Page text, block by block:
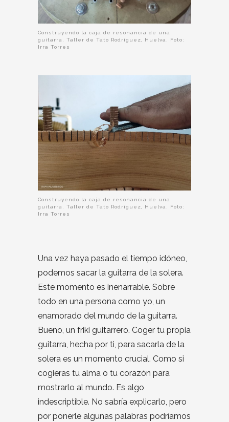
Construyendo la caja de resonancia de una
guitarra. Taller de Tato Rodríguez, Huelva. Foto:
Irra Torres
Construyendo la caja de resonancia de una
guitarra. Taller de Tato Rodríguez, Huelva. Foto:
Irra Torres
Una vez haya pasado el tiempo idóneo,
podemos sacar la guitarra de la solera.
Este momento es inenarrable. Sobre
todo en una persona como yo, un
enamorado del mundo de la guitarra.
Bueno, un friki guitarrero. Coger tu propia
guitarra, hecha por ti, para sacarla de la
solera es un momento crucial. Como si
cogieras tu alma o tu corazón para
mostrarlo al mundo. Es algo
indescriptible. No sabría explicarlo, pero
por ponerle algunas palabras podríamos